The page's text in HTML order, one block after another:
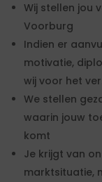
Wij stellen jou
Voorburg
Indien er
motivatie,
wij voor het
We stellen
waarin jouw
komt
Je krijgt van
marktsituatie,